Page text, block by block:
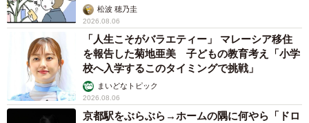
松波 穂乃圭
2026.08.06
「人生こそがバラエティー」 マレーシア移住
を報告した菊地亜美 子どもの教育考え「小学
校へ入学するこのタイミングで挑戦」
まいどなトピック
2026.08.06
京都駅をぶらぶら→ホームの隅に何やら「ドロ